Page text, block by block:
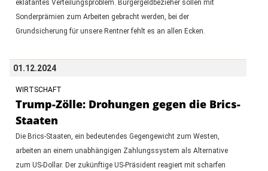
eklatantes Verteilungsproblem. Bürgergeldbezieher sollen mit
Sonderprämien zum Arbeiten gebracht werden, bei der
Grundsicherung für unsere Rentner fehlt es an allen Ecken.
01.12.2024
WIRTSCHAFT
Trump-Zölle: Drohungen gegen die Brics-
Staaten
Die Brics-Staaten, ein bedeutendes Gegengewicht zum Westen,
arbeiten an einem unabhängigen Zahlungssystem als Alternative
zum US-Dollar. Der zukünftige US-Präsident reagiert mit scharfen